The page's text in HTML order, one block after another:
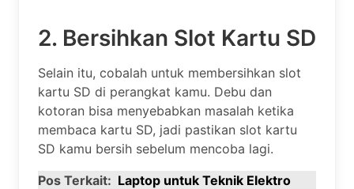
2. Bersihkan Slot Kartu SD
Selain itu, cobalah untuk membersihkan slot
kartu SD di perangkat kamu. Debu dan
kotoran bisa menyebabkan masalah ketika
membaca kartu SD, jadi pastikan slot kartu
SD kamu bersih sebelum mencoba lagi.
Pos Terkait: Laptop untuk Teknik Elektro